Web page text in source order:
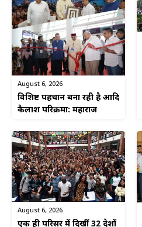
August 6, 2026
विशिष्ट पहचान बना रही है आदि
कैलाश परिक्रमा: महाराज
August 6, 2026
एक ही परिसर में दिखीं 32 देशों